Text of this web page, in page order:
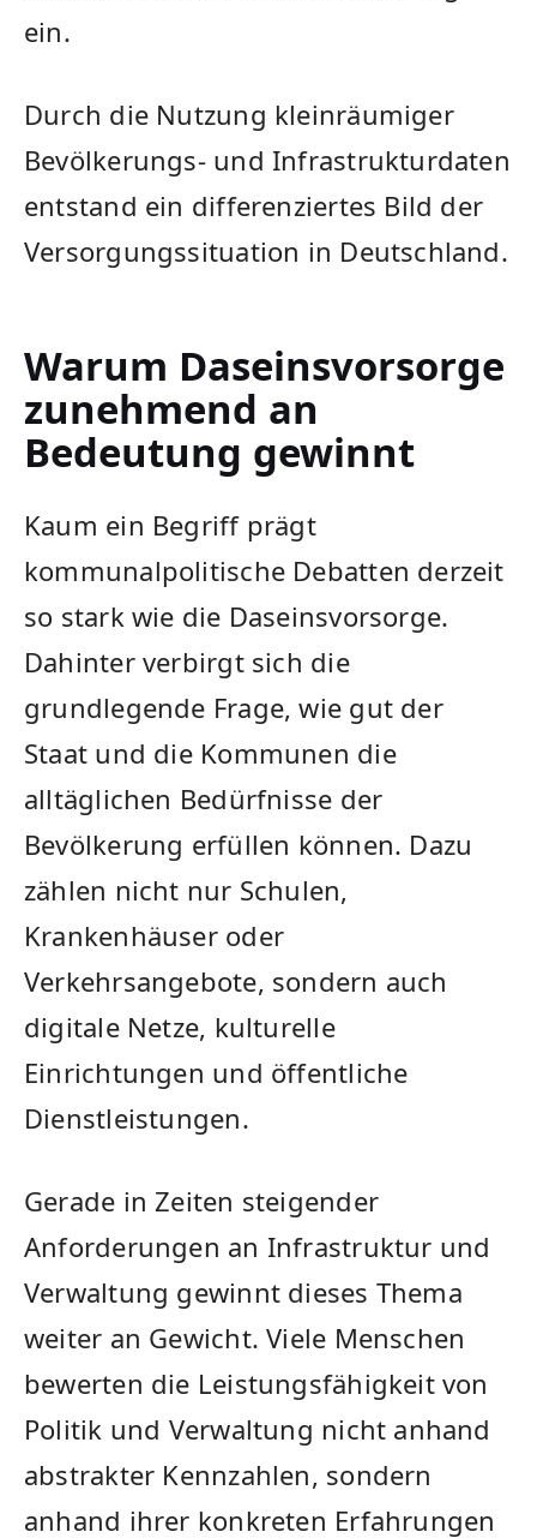
ein.
Durch die Nutzung kleinräumiger
Bevölkerungs- und Infrastrukturdaten
entstand ein differenziertes Bild der
Versorgungssituation in Deutschland.
Warum Daseinsvorsorge
zunehmend an
Bedeutung gewinnt
Kaum ein Begriff prägt
kommunalpolitische Debatten derzeit
so stark wie die Daseinsvorsorge.
Dahinter verbirgt sich die
grundlegende Frage, wie gut der
Staat und die Kommunen die
alltäglichen Bedürfnisse der
Bevölkerung erfüllen können. Dazu
zählen nicht nur Schulen,
Krankenhäuser oder
Verkehrsangebote, sondern auch
digitale Netze, kulturelle
Einrichtungen und öffentliche
Dienstleistungen.
Gerade in Zeiten steigender
Anforderungen an Infrastruktur und
Verwaltung gewinnt dieses Thema
weiter an Gewicht. Viele Menschen
bewerten die Leistungsfähigkeit von
Politik und Verwaltung nicht anhand
abstrakter Kennzahlen, sondern
anhand ihrer konkreten Erfahrungen